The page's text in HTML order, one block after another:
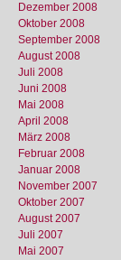
Dezember 2008
Oktober 2008
September 2008
August 2008
Juli 2008
Juni 2008
Mai 2008
April 2008
März 2008
Februar 2008
Januar 2008
November 2007
Oktober 2007
August 2007
Juli 2007
Mai 2007